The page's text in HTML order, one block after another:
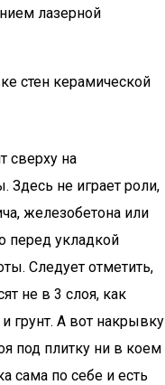
лазерной
стен керамической
сверху на
Здесь не играет роли,
железобетона или
перед укладкой
Следует отметить,
не в 3 слоя, как
грунт. А вот накрывку
под плитку ни в коем
сама по себе и есть